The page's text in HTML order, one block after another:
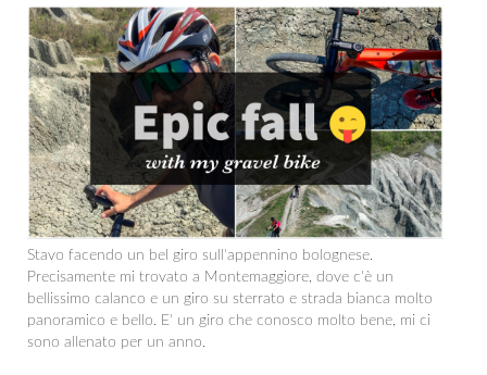
Stavo facendo un bel giro sull'appennino bolognese.
Precisamente mi trovato a Montemaggiore, dove c'è un
bellissimo calanco e un giro su sterrato e strada bianca molto
panoramico e bello. E' un giro che conosco molto bene, mi ci
sono allenato per un anno.